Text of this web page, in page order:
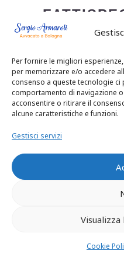
Per fornire le migliori
per memorizzare e/o accedere
consenso a queste tecnologie
comportamento di navigazione
acconsentire o ritirare il
alcune caratteristiche e funzioni.
Gestisci servizi
Cookie
QUELLA
L. N.
ART. 12
DA
570 C.P.,
2,